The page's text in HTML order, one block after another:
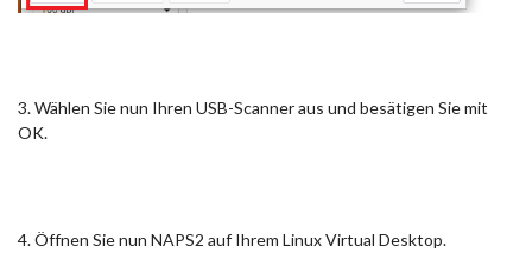
3. Wählen Sie nun Ihren USB-Scanner aus und besätigen Sie mit
OK.
4. Öffnen Sie nun NAPS2 auf Ihrem Linux Virtual Desktop.